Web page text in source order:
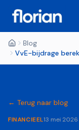
Blog
VvE-bijdrage
← Terug naar blog
FINANCIEEL13 mei 2026